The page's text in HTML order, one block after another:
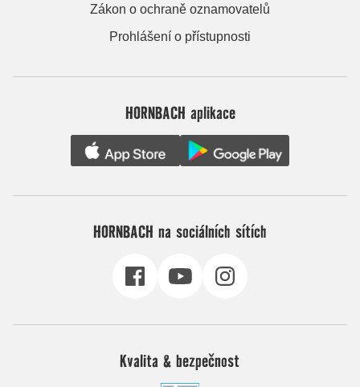
Zákon o ochraně oznamovatelů
Prohlášení o přístupnosti
HORNBACH aplikace
HORNBACH na sociálních sítích
Kvalita & bezpečnost